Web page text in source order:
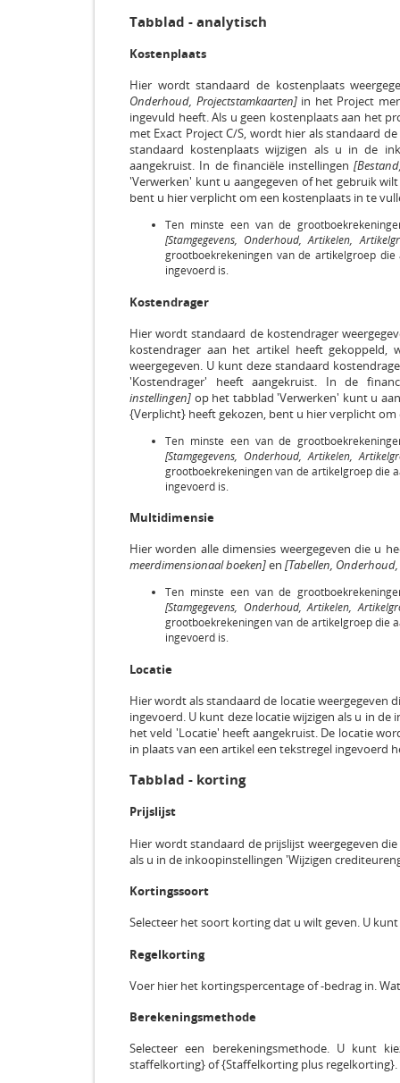
Tabblad - analytisch
Kostenplaats
Hier wordt standaard de kostenplaats
Onderhoud, Projectstamkaarten]in het Project
ingevuld heeft. Als u geen kostenplaats aan het
met Exact Project C/S, wordt hier als standaard
standaard kostenplaats wijzigen als u in de
aangekruist. In de financiële instellingen
'Verwerken' kunt u aangegeven of het gebruik
bent u hier verplicht om een kostenplaats in te
Ten minste een van de
[Stamgegevens, Onderhoud, Artikelen,
grootboekrekeningen van de artikelgroep
ingevoerd is.
Kostendrager
Hier wordt standaard de kostendrager
kostendrager aan het artikel heeft gekoppeld,
weergegeven. U kunt deze standaard
'Kostendrager' heeft aangekruist. In de
instellingen] op het tabblad 'Verwerken' kunt u
{Verplicht} heeft gekozen, bent u hier verplicht
Ten minste een van de
[Stamgegevens, Onderhoud, Artikelen,
grootboekrekeningen van de artikelgroep die
ingevoerd is.
Multidimensie
Hier worden alle dimensies weergegeven die u
meerdimensionaal boeken]en [Tabellen,
Ten minste een van de
[Stamgegevens, Onderhoud, Artikelen,
grootboekrekeningen van de artikelgroep die
ingevoerd is.
Locatie
Hier wordt als standaard de locatie weergegeven
ingevoerd. U kunt deze locatie wijzigen als u in
het veld 'Locatie' heeft aangekruist. De locatie
in plaats van een artikel een tekstregel ingevoerd
Tabblad - korting
Prijslijst
Hier wordt standaard de prijslijst weergegeven
als u in de inkoopinstellingen 'Wijzigen
Kortingssoort
Selecteer het soort korting dat u wilt geven. U
Regelkorting
Voer hier het kortingspercentage of -bedrag in.
Berekeningsmethode
Selecteer een berekeningsmethode. U kunt
staffelkorting} of {Staffelkorting plus regelkorting}.